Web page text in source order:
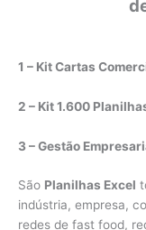
1 – Kit Cartas
2 – Kit 1.600
3 – Gestão
São Planilhas Excel
indústria, empresa,
redes de fast food,